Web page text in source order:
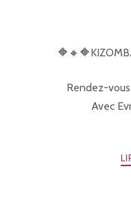
Rendez-
Avec